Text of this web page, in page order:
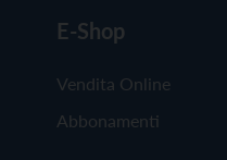
E-Shop
Vendita Online
Abbonamenti